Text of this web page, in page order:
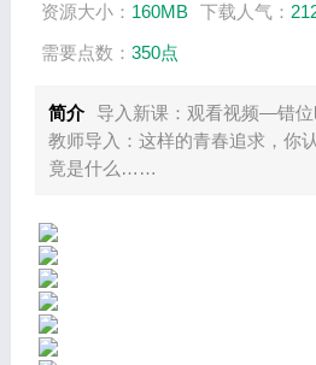
资源大小： 160MB 下载人气：
需要点数： 350点
简介
导入新课：观看视频—错位
教师导入：这样的青春追求，你
竟是什么……